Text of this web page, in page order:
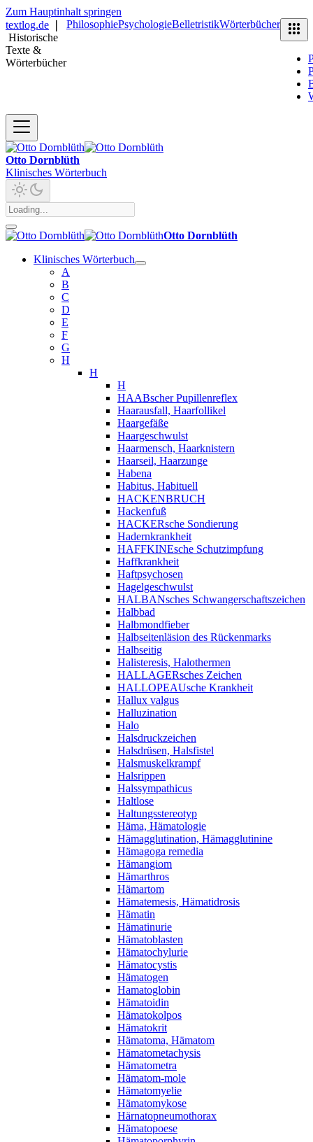
Zum Hauptinhalt springen
textlog.de
Historische
Texte &
Wörterbücher
PhilosophiePsychologieBelletristikWörterbücher
Otto Dornblüth
Klinisches Wörterbuch
Otto Dornblüth
Klinisches Wörterbuch
A
B
C
D
E
F
G
H
H
H
HAABscher Pupillenreflex
Haarausfall, Haarfollikel
Haargefäße
Haargeschwulst
Haarmensch, Haarknistern
Haarseil, Haarzunge
Habena
Habitus, Habituell
HACKENBRUCH
Hackenfuß
HACKERsche Sondierung
Hadernkrankheit
HAFFKINEsche Schutzimpfung
Haffkrankheit
Haftpsychosen
Hagelgeschwulst
HALBANsches Schwangerschaftszeichen
Halbbad
Halbmondfieber
Halbseitenläsion des Rückenmarks
Halbseitig
Halisteresis, Halothermen
HALLAGERsches Zeichen
HALLOPEAUsche Krankheit
Hallux valgus
Halluzination
Halo
Halsdruckzeichen
Halsdrüsen, Halsfistel
Halsmuskelkrampf
Halsrippen
Halssympathicus
Haltlose
Haltungsstereotyp
Häma, Hämatologie
Hämagglutination, Hämagglutinine
Hämagoga remedia
Hämangiom
Hämarthros
Hämartom
Hämatemesis, Hämatidrosis
Hämatin
Hämatinurie
Hämatoblasten
Hämatochylurie
Hämatocystis
Hämatogen
Hamatoglobin
Hämatoidin
Hämatokolpos
Hämatokrit
Hämatoma, Hämatom
Hämatometachysis
Hämatometra
Hämatom-mole
Hämatomyelie
Hämatomykose
Härnatopneumothorax
Hämatopoese